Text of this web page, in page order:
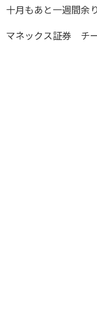
十月もあと一週間余
マネックス証券 チ